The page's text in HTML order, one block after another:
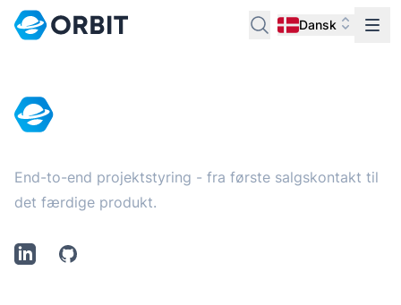
Dansk
End-to-end projektstyring - fra første salgskontakt til
det færdige produkt.
LinkedInGithub